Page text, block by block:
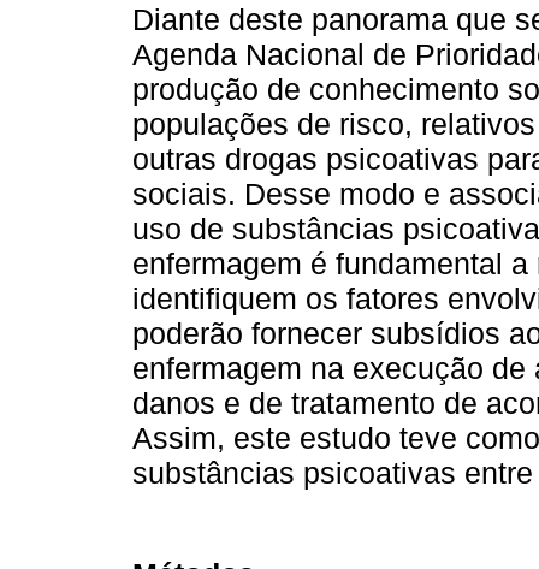
Diante deste panorama que
Agenda Nacional de
produção de conhecimento
populações de risco,
outras drogas psicoativas
sociais. Desse modo e
uso de substâncias
enfermagem é fundamental
identifiquem os fatores
poderão fornecer subsídios
enfermagem na execução
danos e de tratamento de
Assim, este estudo teve
substâncias psicoativas